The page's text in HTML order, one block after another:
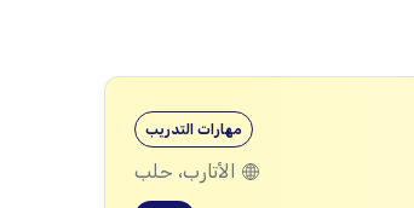
مهارات التدريب
الأتارب، حلب